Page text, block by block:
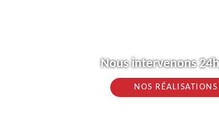
Nous intervenons
NOS RÉALISATIONS